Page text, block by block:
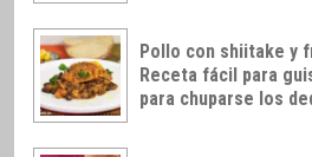
Pollo con shiitake y
Receta fácil para
para chuparse los